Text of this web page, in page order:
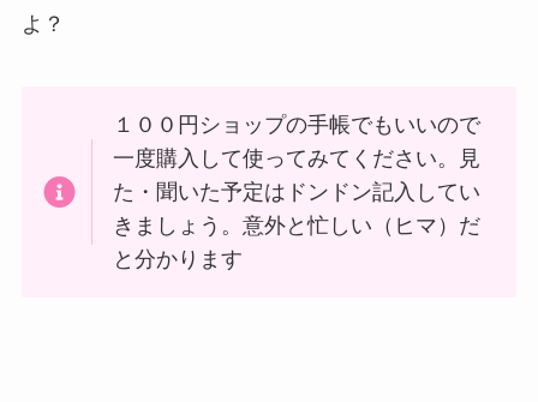
よ？
１００円ショップの手帳でもいいので
一度購入して使ってみてください。見
た・聞いた予定はドンドン記入してい
きましょう。意外と忙しい（ヒマ）だ
と分かります